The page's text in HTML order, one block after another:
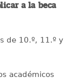
a la beca
de 10.º, 11.º y
académicos